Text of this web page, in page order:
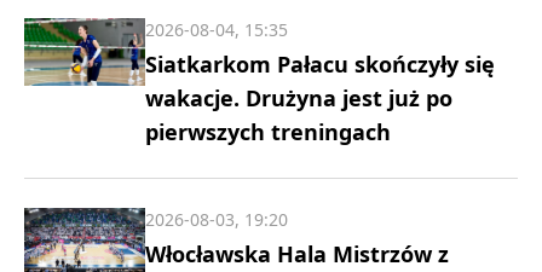
Siatkarkom Pałacu skończyły się
wakacje. Drużyna jest już po
pierwszych treningach
2026-08-04, 15:35
Włocławska Hala Mistrzów z
2026-08-03, 19:20